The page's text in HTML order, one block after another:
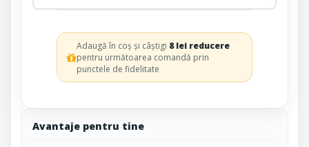
Avantaje pentru tine
Adaugă în coș și câștigi 8 lei reducere
pentru următoarea comandă prin
punctele de fidelitate